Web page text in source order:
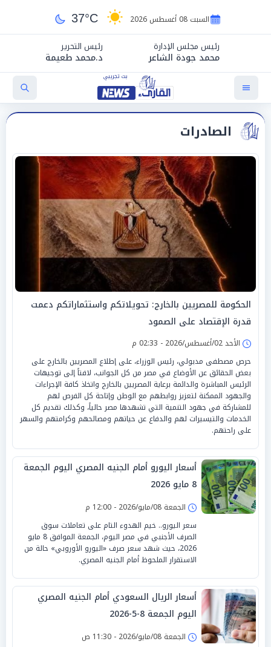
السبت 08 أغسطس 2026 37°C
رئيس مجلس الإدارة
محمد جودة الشاعر
رئيس التحرير
د.محمد طعيمة
الصادرات
الحكومة للمصريين بالخارج: تحويلاتكم واستثماراتكم دعمت
قدرة الإقتصاد على الصمود
الأحد 02/أغسطس/2026 - 02:33 م
حرص مصطفى مدبولي، رئيس الوزراء، على إطلاع المصريين بالخارج على
بعض الحقائق عن الأوضاع في مصر من كل الجوانب، لافتاً إلى توجيهات
الرئيس المباشرة والدائمة برعاية المصريين بالخارج واتخاذ كافة الإجراءات
والجهود الممكنة لتعزيز روابطهم مع الوطن وإتاحة كل الفرص لهم
للمشاركة في جهود التنمية التي تشهدها مصر حالياً، وكذلك تقديم كل
الخدمات والتيسيرات لهم والدفاع عن حياتهم ومصالحهم وكرامتهم والسهر
على راحتهم.
أسعار اليورو أمام الجنيه المصري اليوم الجمعة
8 مايو 2026
الجمعة 08/مايو/2026 - 12:00 م
سعر اليورو.. خيم الهدوء التام على تعاملات سوق
الصرف الأجنبي في مصر اليوم، الجمعة الموافق 8 مايو
2026، حيث شهد سعر صرف «اليورو الأوروبي» حالة من
الاستقرار الملحوظ أمام الجنيه المصري.
أسعار الريال السعودي أمام الجنيه المصري
اليوم الجمعة 8-5-2026
الجمعة 08/مايو/2026 - 11:30 ص